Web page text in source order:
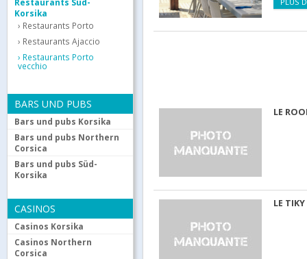
Korsika
Restaurants Porto
Restaurants Ajaccio
Restaurants Porto
vecchio
BARS UND PUBS
Bars und pubs Korsika
Bars und pubs Northern
Corsica
Bars und pubs Süd-
Korsika
CASINOS
Casinos Korsika
Casinos Northern
Corsica
LE
LE TIKY